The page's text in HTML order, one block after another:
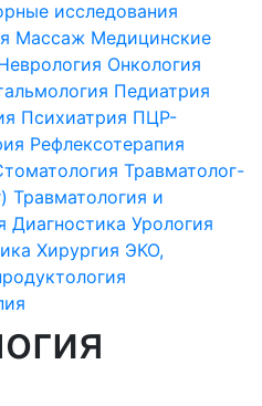
исследования
Массаж Медицинские
Онкология
Педиатрия
Психиатрия ПЦР-
Рефлексотерапия
Травматолог-
Травматология и
Диагностика Урология
Хирургия ЭКО,